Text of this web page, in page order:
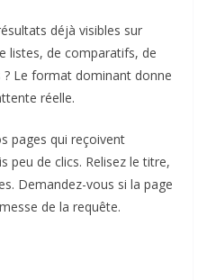
déjà visibles sur
listes, de comparatifs, de
Le format dominant donne
réelle.
pages qui reçoivent
peu de clics. Relisez le titre,
Demandez-vous si la page
de la requête.